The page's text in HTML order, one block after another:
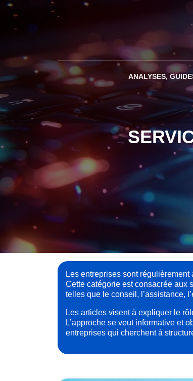
ANALYSES,
Les entreprises sont
Cette catégorie est consacrée aux
telles que le conseil, l’assistance,
Les articles visent à expliquer le
L’approche se veut informative et
entreprises qui cherchent à